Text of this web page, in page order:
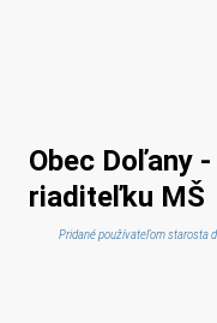
Obec Doľany
riaditeľku MŠ
Pridané používateľomstarosta